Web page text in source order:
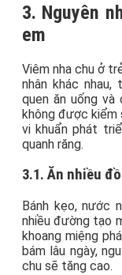
3. Nguyên
em
Viêm nha chu ở
nhân khác
quen ăn uống và
không được kiểm
vi khuẩn phát
quanh răng.
3.1. Ăn nhiều
Bánh kẹo, nước
nhiều đường tạo
khoang miệng
bám lâu ngày,
chu sẽ tăng cao.